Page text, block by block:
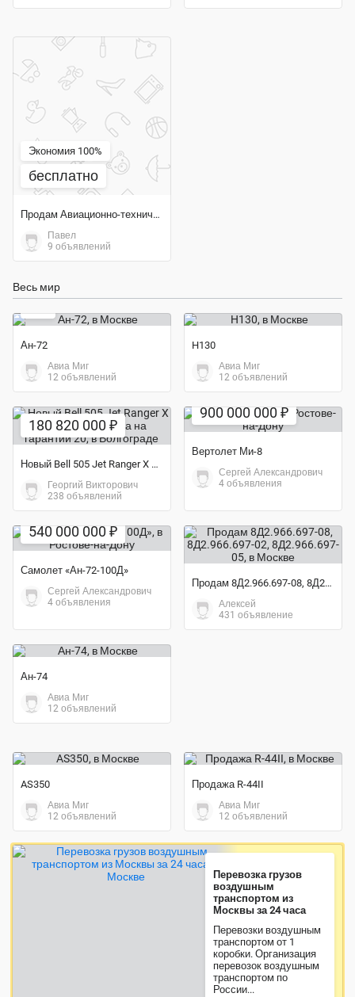
Экономия 100%
бесплатно
Продам Авиационно-техническое имущество
Павел
9 объявлений
Весь мир
Ан-72
Авиа Миг
12 объявлений
H130
Авиа Миг
12 объявлений
180 820 000 ₽
Новый Bell 505 Jet Ranger X 2021 года выпуска на гарантии 20
Георгий Викторович
238 объявлений
900 000 000 ₽
Вертолет Ми-8
Сергей Александрович
4 объявления
540 000 000 ₽
Самолет «Ан-72-100Д»
Сергей Александрович
4 объявления
Продам 8Д2.966.697-08, 8Д2.966.697-02, 8Д2.966.697-05
Алексей
431 объявление
Ан-74
Авиа Миг
12 объявлений
AS350
Авиа Миг
12 объявлений
Продажа R-44II
Авиа Миг
12 объявлений
Перевозка грузов
воздушным
транспортом из
Москвы за 24 часа
Перевозки воздушным
транспортом от 1
коробки. Организация
перевозок воздушным
транспортом по
России...